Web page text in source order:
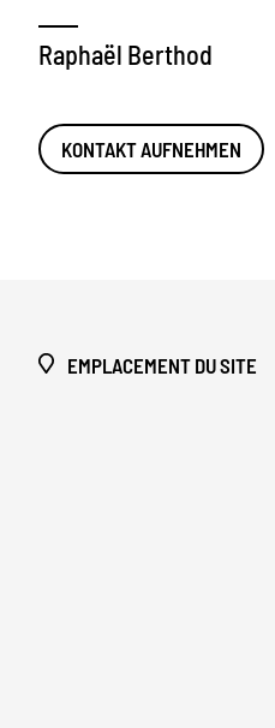
Raphaël Berthod
KONTAKT AUFNEHMEN
EMPLACEMENT DU SITE